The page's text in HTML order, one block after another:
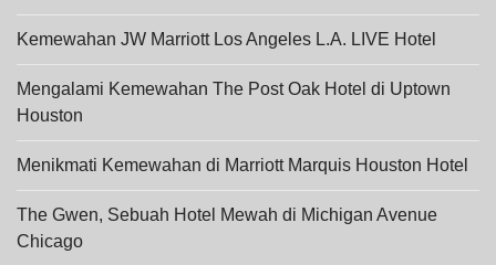
Kemewahan JW Marriott Los Angeles L.A. LIVE Hotel
Mengalami Kemewahan The Post Oak Hotel di Uptown
Houston
Menikmati Kemewahan di Marriott Marquis Houston Hotel
The Gwen, Sebuah Hotel Mewah di Michigan Avenue
Chicago